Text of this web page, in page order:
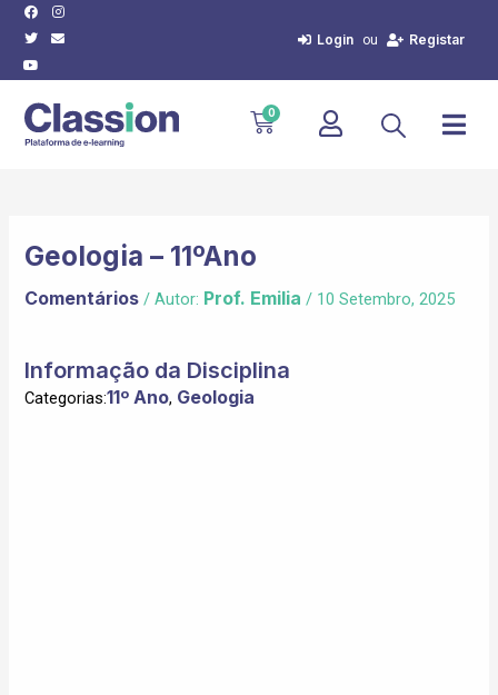
Skip
content
Facebook
Instagram
TwitterEnvelope
Youtube
Login ou Registar
0Cart
Geologia – 11ºAno
Comentários / Autor: Prof. Emilia / 10 Setembro, 2025
Informação da Disciplina
Categorias:11º Ano, Geologia
Post
navigation